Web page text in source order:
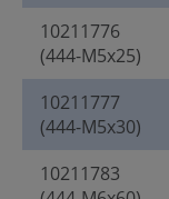
10211776
(444-M5x25)
10211777
(444-M5x30)
10211783